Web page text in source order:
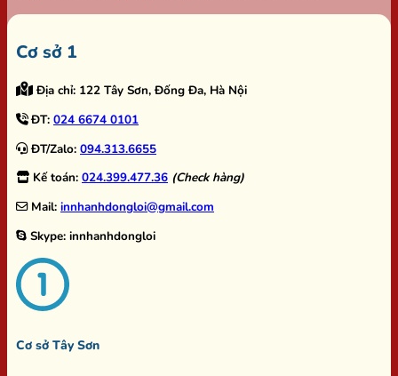
Cơ sở 1
Địa chỉ: 122 Tây Sơn, Đống Đa, Hà Nội
ĐT: 024 6674 0101
ĐT/Zalo: 094.313.6655
Kế toán: 024.399.477.36 (Check hàng)
Mail: innhanhdongloi@gmail.com
Skype: innhanhdongloi
Cơ sở Tây Sơn